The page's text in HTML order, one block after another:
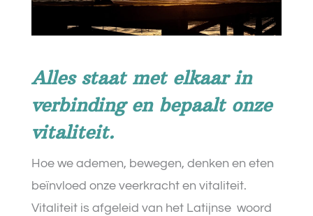
Alles staat met elkaar in
verbinding en bepaalt onze
vitaliteit.
Hoe we ademen, bewegen, denken en eten
beïnvloed onze veerkracht en vitaliteit.
Vitaliteit is afgeleid van het Latijnse woord